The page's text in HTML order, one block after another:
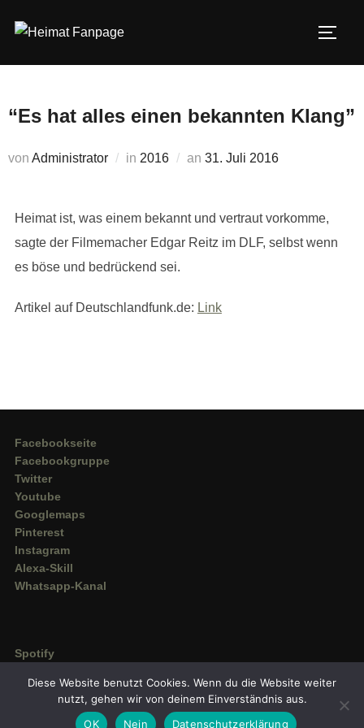
Inhalt
“Es hat alles einen bekannten Klang”
von Administrator in 2016 an Veröffentlicht
31. Juli 2016
Heimat ist, was einem bekannt und vertraut vorkomme,
sagte der Filmemacher Edgar Reitz im DLF, selbst wenn
es böse und bedrückend sei.
Artikel auf Deutschlandfunk.de: Link
Facebookseite
Facebookgruppe
Twitter
Youtube
Googlemaps
Pinterest
Instagram
Alexa-Skill
Whatsapp-Kanal
Spotify
Amazon Music
Diese Website benutzt Cookies. Wenn du die Website weiter
nutzt, gehen wir von deinem Einverständnis aus.
OK
Nein Datenschutzerklärung